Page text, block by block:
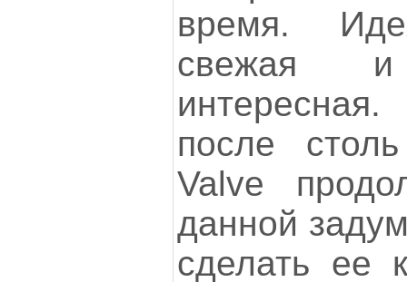
время.
свежая
после
Valve
данной
сделать ее